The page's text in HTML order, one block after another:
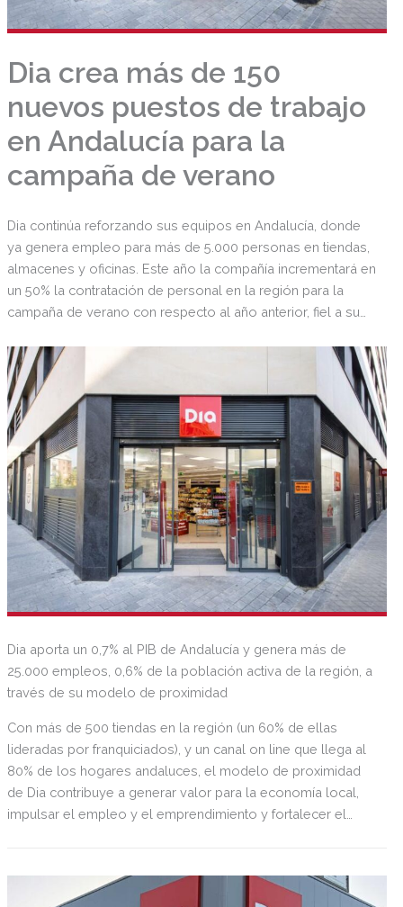
Dia crea más de 150
nuevos puestos de trabajo
en Andalucía para la
campaña de verano
Dia continúa reforzando sus equipos en Andalucía, donde
ya genera empleo para más de 5.000 personas en tiendas,
almacenes y oficinas. Este año la compañía incrementará en
un 50% la contratación de personal en la región para la
campaña de verano con respecto al año anterior, fiel a su
ofrecer la mejor experiencia de compra a sus clientes.
Dia aporta un 0,7% al PIB de Andalucía y genera más de
25.000 empleos, 0,6% de la población activa de la región, a
través de su modelo de proximidad
Con más de 500 tiendas en la región (un 60% de ellas
lideradas por franquiciados), y un canal on line que llega al
80% de los hogares andaluces, el modelo de proximidad
de Dia contribuye a generar valor para la economía local,
impulsar el empleo y el emprendimiento y fortalecer el
suministro andaluza que, en términos de valor añadido
bruto, asciende a más de 850 millones de euros y el